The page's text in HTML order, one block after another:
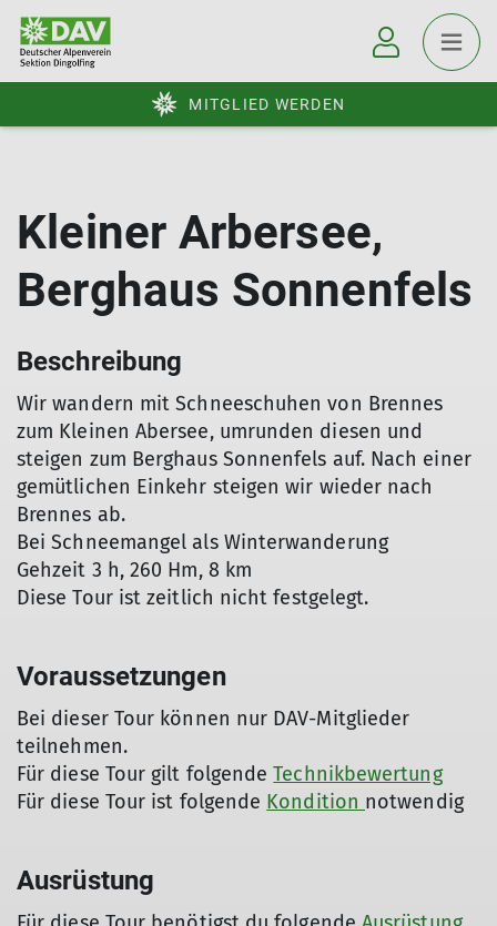
MITGLIED WERDEN
Kleiner Arbersee,
Berghaus Sonnenfels
Beschreibung
Wir wandern mit Schneeschuhen von Brennes
zum Kleinen Abersee, umrunden diesen und
steigen zum Berghaus Sonnenfels auf. Nach einer
gemütlichen Einkehr steigen wir wieder nach
Brennes ab.
Bei Schneemangel als Winterwanderung
Gehzeit 3 h, 260 Hm, 8 km
Diese Tour ist zeitlich nicht festgelegt.
Voraussetzungen
Bei dieser Tour können nur DAV-Mitglieder
teilnehmen.
Für diese Tour gilt folgendeTechnikbewertung
Für diese Tour ist folgende Kondition notwendig
Ausrüstung